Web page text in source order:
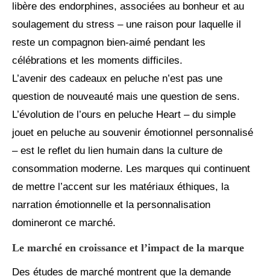
libère des endorphines, associées au bonheur et au
soulagement du stress – une raison pour laquelle il
reste un compagnon bien-aimé pendant les
célébrations et les moments difficiles.
L’avenir des cadeaux en peluche n’est pas une
question de nouveauté mais une question de sens.
L’évolution de l’ours en peluche Heart – du simple
jouet en peluche au souvenir émotionnel personnalisé
– est le reflet du lien humain dans la culture de
consommation moderne. Les marques qui continuent
de mettre l’accent sur les matériaux éthiques, la
narration émotionnelle et la personnalisation
domineront ce marché.
Le marché en croissance et l’impact de la marque
Des études de marché montrent que la demande